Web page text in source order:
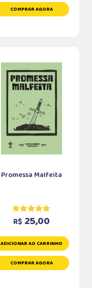
COMPRAR AGORA
Promessa Malfeita
R$ 25,00
ADICIONAR AO CARRINHO
COMPRAR AGORA